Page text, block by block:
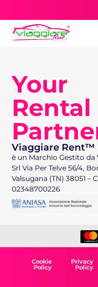
Your
Rental
Viaggiare Rent™
è un Marchio Gestito da
Srl Via Per Telve 56/4,
Valsugana (TN) 38051 –
02348700226
Cookie
Policy
Privacy
Policy